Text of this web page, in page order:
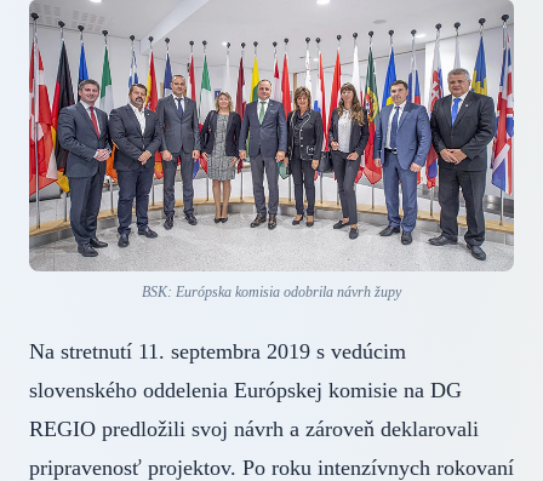
BSK: Európska komisia odobrila návrh župy
Na stretnutí 11. septembra 2019 s vedúcim
slovenského oddelenia Európskej komisie na DG
REGIO predložili svoj návrh a zároveň deklarovali
pripravenosť projektov. Po roku intenzívnych rokovaní